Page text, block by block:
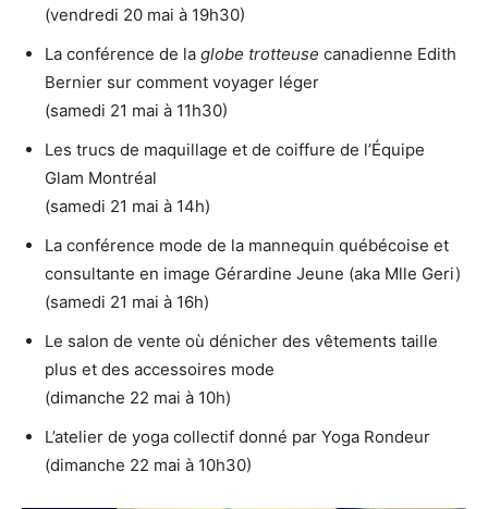
(vendredi 20 mai à 19h30)
La conférence de la globe trotteuse canadienne Edith
Bernier sur comment voyager léger
(samedi 21 mai à 11h30)
Les trucs de maquillage et de coiffure de l’Équipe
Glam Montréal
(samedi 21 mai à 14h)
La conférence mode de la mannequin québécoise et
consultante en image Gérardine Jeune (aka Mlle Geri)
(samedi 21 mai à 16h)
Le salon de vente où dénicher des vêtements taille
plus et des accessoires mode
(dimanche 22 mai à 10h)
L’atelier de yoga collectif donné par Yoga Rondeur
(dimanche 22 mai à 10h30)